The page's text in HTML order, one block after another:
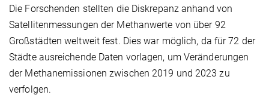
Die Forschenden stellten die Diskrepanz anhand von
Satellitenmessungen der Methanwerte von über 92
Großstädten weltweit fest. Dies war möglich, da für 72 der
Städte ausreichende Daten vorlagen, um Veränderungen
der Methanemissionen zwischen 2019 und 2023 zu
verfolgen.